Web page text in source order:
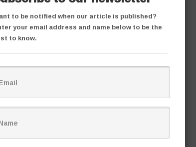
to be notified when our article is published?
your email address and name below to be the
to know.